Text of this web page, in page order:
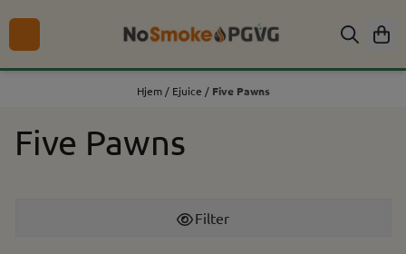
Hopp til innhold
Hjem / Ejuice / Five Pawns
Five Pawns
Filter